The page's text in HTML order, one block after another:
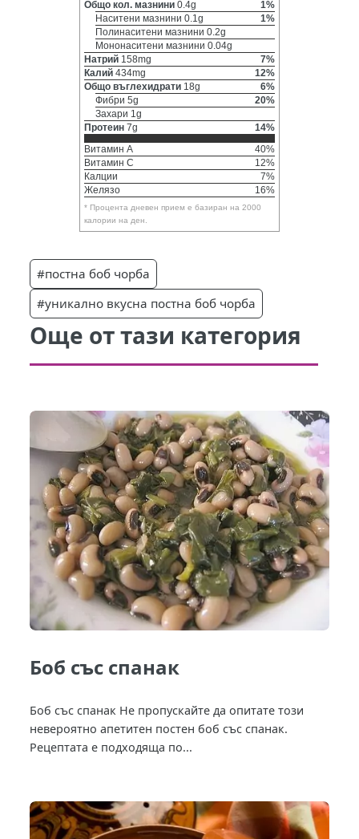
Общо кол. мазнини 0.4g
1%
Наситени мазнини 0.1g
1%
Полинаситени мазнини 0.2g
Мононаситени мазнини 0.04g
Натрий 158mg
7%
Калий 434mg
12%
Общо въглехидрати 18g
6%
Фибри 5g
20%
Захари 1g
Протеин 7g
14%
Витамин A
40%
Витамин C
12%
Калции
7%
Желязо
16%
* Процента дневен прием е базиран на 2000
калории на ден.
#постна боб чорба
#уникално вкусна постна боб чорба
Още от тази категория
Боб със спанак
Боб със спанак Не пропускайте да опитате този
невероятно апетитен постен боб със спанак.
Рецептата е подходяща по...